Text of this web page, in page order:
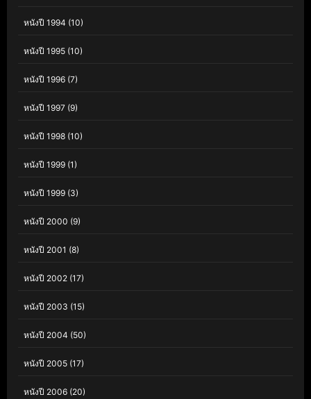
หนังปี 1994 (10)
หนังปี 1995 (10)
หนังปี 1996 (7)
หนังปี 1997 (9)
หนังปี 1998 (10)
หนังปี 1999 (1)
หนังปี 1999 (3)
หนังปี 2000 (9)
หนังปี 2001 (8)
หนังปี 2002 (17)
หนังปี 2003 (15)
หนังปี 2004 (50)
หนังปี 2005 (17)
หนังปี 2006 (20)